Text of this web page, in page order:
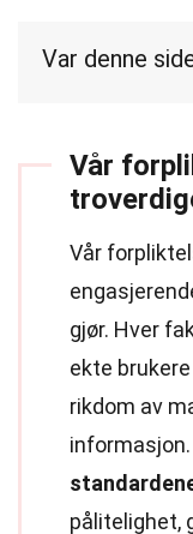
Var denne
Vår
Vår
gjør. Hver
ekte
rikdom av
pålitelighet,